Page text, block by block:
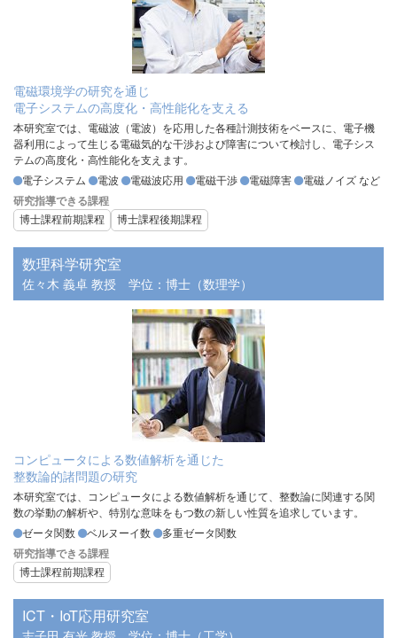
電磁環境学の研究を通じ
電子システムの高度化・高性能化を支える
本研究室では、電磁波（電波）を応用した各種計測技術をベースに、電子機
器利用によって生じる電磁気的な干渉および障害について検討し、電子シス
テムの高度化・高性能化を支えます。
電子システム
電波 電磁波応用 電磁干渉 電磁障害
電磁ノイズ など
研究指導できる課程
博士課程前期課程
博士課程後期課程
数理科学研究室
佐々木 義卓 教授 学位：博士（数理学）
コンピュータによる数値解析を通じた
整数論的諸問題の研究
本研究室では、コンピュータによる数値解析を通じて、整数論に関連する関
数の挙動の解析や、特別な意味をもつ数の新しい性質を追求しています。
ゼータ関数
ベルヌーイ数
多重ゼータ関数
研究指導できる課程
博士課程前期課程
ICT・IoT応用研究室